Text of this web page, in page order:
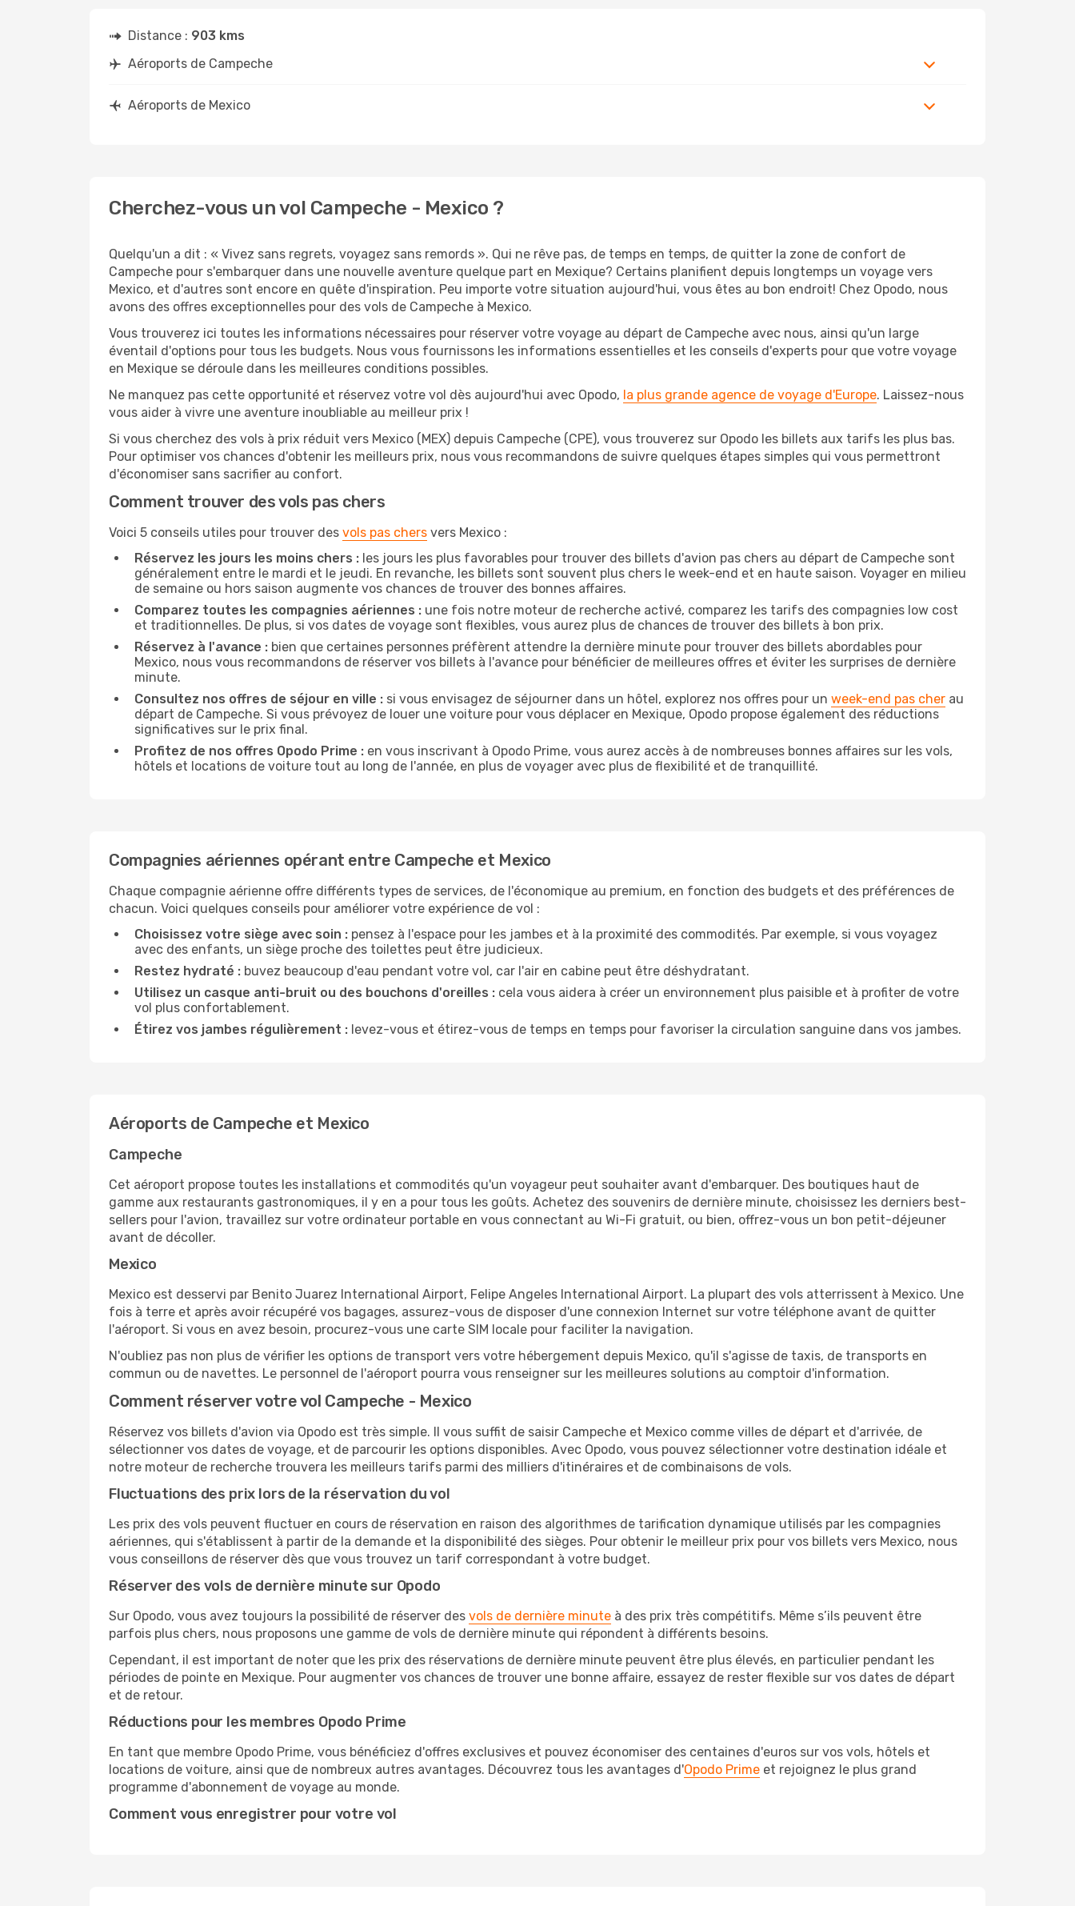
Distance : 903 kms
Aéroports de Campeche
Aéroports de Mexico
Cherchez-vous un vol Campeche - Mexico ?
Quelqu'un a dit : « Vivez sans regrets, voyagez sans remords ». Qui ne rêve pas, de temps en temps, de quitter la zone de confort de
Campeche pour s'embarquer dans une nouvelle aventure quelque part en Mexique? Certains planifient depuis longtemps un voyage vers
Mexico, et d'autres sont encore en quête d'inspiration. Peu importe votre situation aujourd'hui, vous êtes au bon endroit! Chez Opodo, nous
avons des offres exceptionnelles pour des vols de Campeche à Mexico.
Vous trouverez ici toutes les informations nécessaires pour réserver votre voyage au départ de Campeche avec nous, ainsi qu'un large
éventail d'options pour tous les budgets. Nous vous fournissons les informations essentielles et les conseils d'experts pour que votre voyage
en Mexique se déroule dans les meilleures conditions possibles.
Ne manquez pas cette opportunité et réservez votre vol dès aujourd'hui avec Opodo, la plus grande agence de voyage d'Europe. Laissez-nous
vous aider à vivre une aventure inoubliable au meilleur prix !
Si vous cherchez des vols à prix réduit vers Mexico (MEX) depuis Campeche (CPE), vous trouverez sur Opodo les billets aux tarifs les plus bas.
Pour optimiser vos chances d'obtenir les meilleurs prix, nous vous recommandons de suivre quelques étapes simples qui vous permettront
d'économiser sans sacrifier au confort.
Comment trouver des vols pas chers
Voici 5 conseils utiles pour trouver des vols pas chers vers Mexico :
Réservez les jours les moins chers : les jours les plus favorables pour trouver des billets d'avion pas chers au départ de Campeche sont
généralement entre le mardi et le jeudi. En revanche, les billets sont souvent plus chers le week-end et en haute saison. Voyager en milieu
de semaine ou hors saison augmente vos chances de trouver des bonnes affaires.
Comparez toutes les compagnies aériennes : une fois notre moteur de recherche activé, comparez les tarifs des compagnies low cost
et traditionnelles. De plus, si vos dates de voyage sont flexibles, vous aurez plus de chances de trouver des billets à bon prix.
Réservez à l'avance : bien que certaines personnes préfèrent attendre la dernière minute pour trouver des billets abordables pour
Mexico, nous vous recommandons de réserver vos billets à l'avance pour bénéficier de meilleures offres et éviter les surprises de dernière
minute.
Consultez nos offres de séjour en ville : si vous envisagez de séjourner dans un hôtel, explorez nos offres pour un week-end pas cher au
départ de Campeche. Si vous prévoyez de louer une voiture pour vous déplacer en Mexique, Opodo propose également des réductions
significatives sur le prix final.
Profitez de nos offres Opodo Prime : en vous inscrivant à Opodo Prime, vous aurez accès à de nombreuses bonnes affaires sur les vols,
hôtels et locations de voiture tout au long de l'année, en plus de voyager avec plus de flexibilité et de tranquillité.
Compagnies aériennes opérant entre Campeche et Mexico
Chaque compagnie aérienne offre différents types de services, de l'économique au premium, en fonction des budgets et des préférences de
chacun. Voici quelques conseils pour améliorer votre expérience de vol :
Choisissez votre siège avec soin : pensez à l'espace pour les jambes et à la proximité des commodités. Par exemple, si vous voyagez
avec des enfants, un siège proche des toilettes peut être judicieux.
Restez hydraté : buvez beaucoup d'eau pendant votre vol, car l'air en cabine peut être déshydratant.
Utilisez un casque anti-bruit ou des bouchons d'oreilles : cela vous aidera à créer un environnement plus paisible et à profiter de votre
vol plus confortablement.
Étirez vos jambes régulièrement : levez-vous et étirez-vous de temps en temps pour favoriser la circulation sanguine dans vos jambes.
Aéroports de Campeche et Mexico
Campeche
Cet aéroport propose toutes les installations et commodités qu'un voyageur peut souhaiter avant d'embarquer. Des boutiques haut de
gamme aux restaurants gastronomiques, il y en a pour tous les goûts. Achetez des souvenirs de dernière minute, choisissez les derniers best-
sellers pour l'avion, travaillez sur votre ordinateur portable en vous connectant au Wi-Fi gratuit, ou bien, offrez-vous un bon petit-déjeuner
avant de décoller.
Mexico
Mexico est desservi par Benito Juarez International Airport, Felipe Angeles International Airport. La plupart des vols atterrissent à Mexico. Une
fois à terre et après avoir récupéré vos bagages, assurez-vous de disposer d'une connexion Internet sur votre téléphone avant de quitter
l'aéroport. Si vous en avez besoin, procurez-vous une carte SIM locale pour faciliter la navigation.
N'oubliez pas non plus de vérifier les options de transport vers votre hébergement depuis Mexico, qu'il s'agisse de taxis, de transports en
commun ou de navettes. Le personnel de l'aéroport pourra vous renseigner sur les meilleures solutions au comptoir d'information.
Comment réserver votre vol Campeche - Mexico
Réservez vos billets d'avion via Opodo est très simple. Il vous suffit de saisir Campeche et Mexico comme villes de départ et d'arrivée, de
sélectionner vos dates de voyage, et de parcourir les options disponibles. Avec Opodo, vous pouvez sélectionner votre destination idéale et
notre moteur de recherche trouvera les meilleurs tarifs parmi des milliers d'itinéraires et de combinaisons de vols.
Fluctuations des prix lors de la réservation du vol
Les prix des vols peuvent fluctuer en cours de réservation en raison des algorithmes de tarification dynamique utilisés par les compagnies
aériennes, qui s'établissent à partir de la demande et la disponibilité des sièges. Pour obtenir le meilleur prix pour vos billets vers Mexico, nous
vous conseillons de réserver dès que vous trouvez un tarif correspondant à votre budget.
Réserver des vols de dernière minute sur Opodo
Sur Opodo, vous avez toujours la possibilité de réserver des vols de dernière minute à des prix très compétitifs. Même s’ils peuvent être
parfois plus chers, nous proposons une gamme de vols de dernière minute qui répondent à différents besoins.
Cependant, il est important de noter que les prix des réservations de dernière minute peuvent être plus élevés, en particulier pendant les
périodes de pointe en Mexique. Pour augmenter vos chances de trouver une bonne affaire, essayez de rester flexible sur vos dates de départ
et de retour.
Réductions pour les membres Opodo Prime
En tant que membre Opodo Prime, vous bénéficiez d'offres exclusives et pouvez économiser des centaines d'euros sur vos vols, hôtels et
locations de voiture, ainsi que de nombreux autres avantages. Découvrez tous les avantages d'Opodo Prime et rejoignez le plus grand
programme d'abonnement de voyage au monde.
Comment vous enregistrer pour votre vol